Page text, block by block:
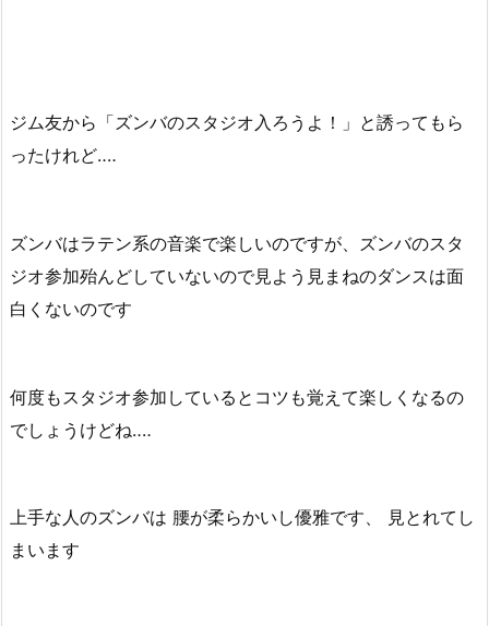
ジム友から「ズンバのスタジオ入ろうよ！」と誘ってもら
ったけれど‥‥
ズンバはラテン系の音楽で楽しいのですが、ズンバのスタ
ジオ参加殆んどしていないので見よう見まねのダンスは面
白くないのです
何度もスタジオ参加しているとコツも覚えて楽しくなるの
でしょうけどね‥‥
上手な人のズンバは 腰が柔らかいし優雅です、 見とれてし
まいます